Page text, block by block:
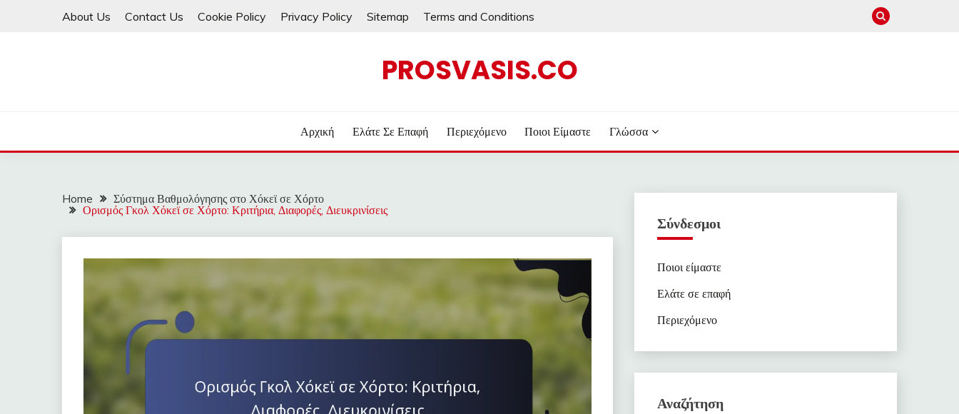
About Us Contact Us Cookie Policy Privacy Policy Sitemap Terms and Conditions
PROSVASIS.CO
Αρχική Ελάτε Σε Επαφή Περιεχόμενο Ποιοι Είμαστε Γλώσσα
Home
Σύστημα Βαθμολόγησης στο Χόκεϊ σε Χόρτο
Ορισμός Γκολ Χόκεϊ σε Χόρτο: Κριτήρια, Διαφορές, Διευκρινίσεις
Σύνδεσμοι
Ποιοι είμαστε
Ελάτε σε επαφή
Περιεχόμενο
Αναζήτηση